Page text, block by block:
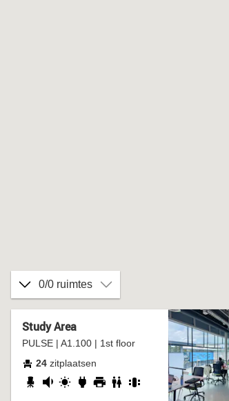
0/0 ruimtes
Study Area
PULSE | A1.100 | 1st floor
24 zitplaatsen
verstelbare
redelijkdaglicht
stopcontact
printer
wc groepstafel